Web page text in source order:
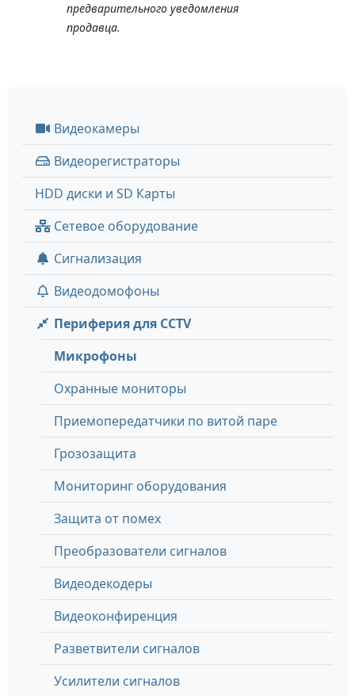
предварительного уведомления
продавца.
Видеокамеры
Видеорегистраторы
HDD диски и SD Карты
Сетевое оборудование
Сигнализация
Видеодомофоны
Периферия для CCTV
Микрофоны
Охранные мониторы
Приемопередатчики по витой паре
Грозозащита
Мониторинг оборудования
Защита от помех
Преобразователи сигналов
Видеодекодеры
Видеоконфиренция
Разветвители сигналов
Усилители сигналов